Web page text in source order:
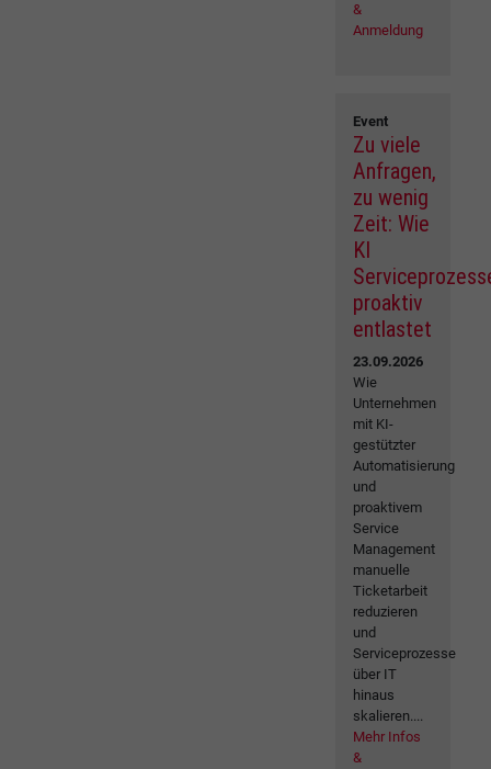
&
Anmeldung
Event
Zu viele
Anfragen,
zu wenig
Zeit: Wie
KI
proaktiv
entlastet
23.09.2026
Wie
Unternehmen
mit KI-
gestützter
Automatisierung
und
proaktivem
Service
Management
manuelle
Ticketarbeit
reduzieren
und
Serviceprozesse
über IT
hinaus
skalieren....
Mehr Infos
&